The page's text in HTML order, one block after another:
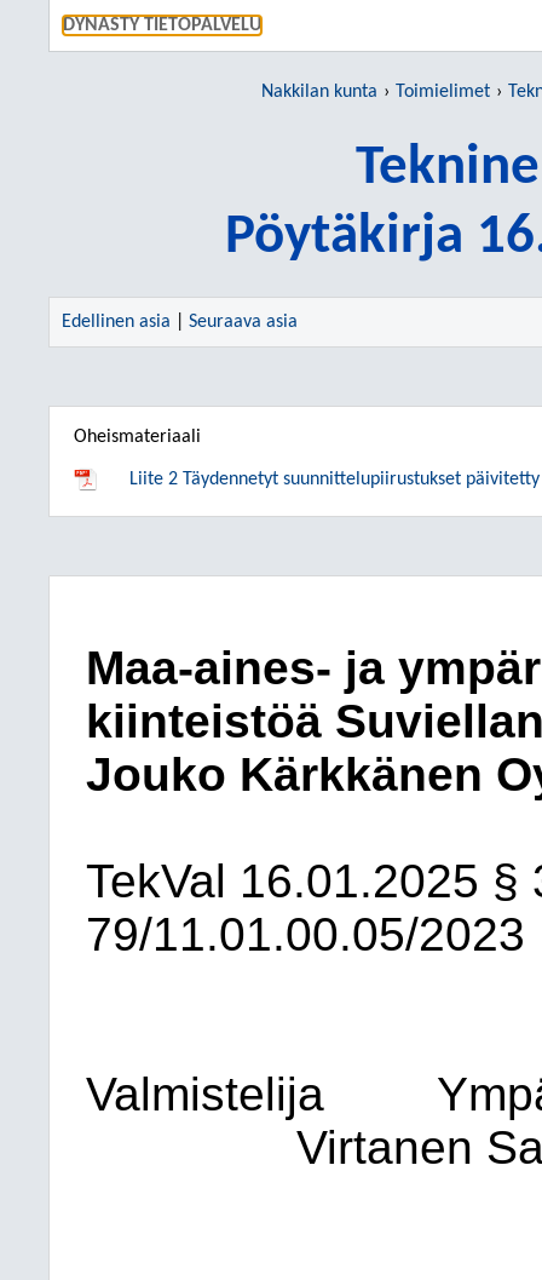
DYNASTY TIETOPALVELU
Nakkilan kunta Toimielimet
Pöytäkirja
Edellinen asia Seuraava asia
Oheismateriaali
Liite 2 Täydennetyt suunnittelupiirustukset
Maa-aines- ja
kiinteistöä
Jouko Kärkkänen
TekVal 16.01.2025 §
79/11.01.00.05/2023
Valmistelija
Virtanen